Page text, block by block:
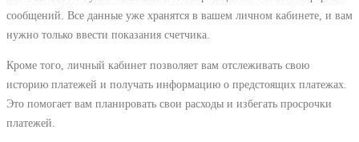
сообщений. Все данные уже хранятся в вашем личном кабинете, и вам
нужно только ввести показания счетчика.
Кроме того, личный кабинет позволяет вам отслеживать свою
историю платежей и получать информацию о предстоящих платежах.
Это помогает вам планировать свои расходы и избегать просрочки
платежей.